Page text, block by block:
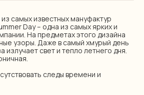
самых известных мануфактур
Day – одна из самых ярких и
На предметах этого дизайна
узоры. Даже в самый хмурый день
излучает свет и тепло летнего дня.
следы времени и